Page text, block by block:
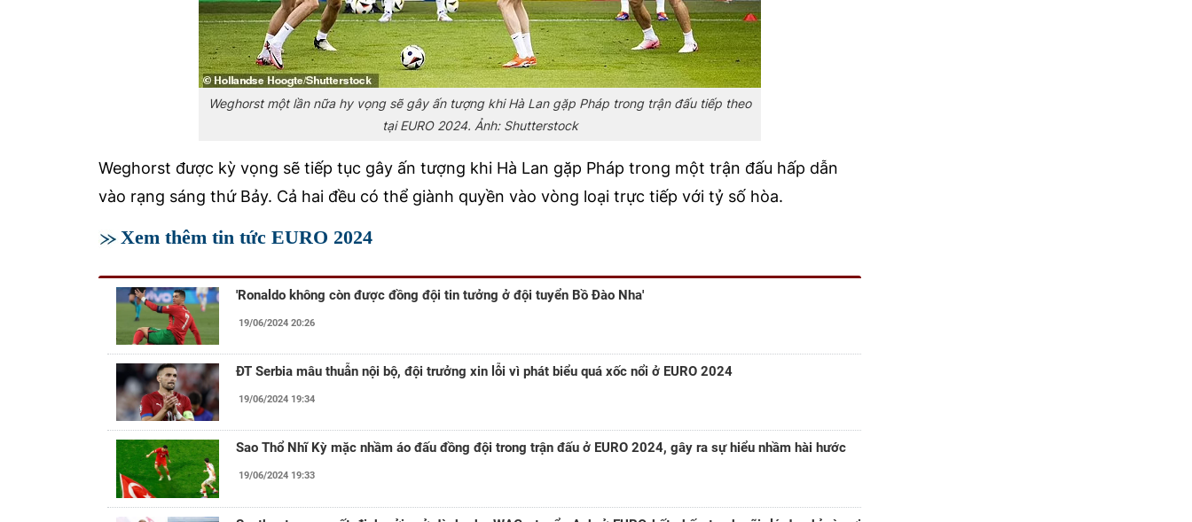
Weghorst một lần nữa hy vọng sẽ gây ấn tượng khi Hà Lan gặp Pháp trong trận đấu tiếp theo
tại EURO 2024. Ảnh: Shutterstock
Weghorst được kỳ vọng sẽ tiếp tục gây ấn tượng khi Hà Lan gặp Pháp trong một trận đấu hấp dẫn
vào rạng sáng thứ Bảy. Cả hai đều có thể giành quyền vào vòng loại trực tiếp với tỷ số hòa.
Xem thêm tin tức EURO 2024
'Ronaldo không còn được đồng đội tin tưởng ở đội tuyển Bồ Đào Nha'
19/06/2024 20:26
ĐT Serbia mâu thuẫn nội bộ, đội trưởng xin lỗi vì phát biểu quá xốc nổi ở EURO 2024
19/06/2024 19:34
Sao Thổ Nhĩ Kỳ mặc nhầm áo đấu đồng đội trong trận đấu ở EURO 2024, gây ra sự hiểu nhầm hài hước
19/06/2024 19:33